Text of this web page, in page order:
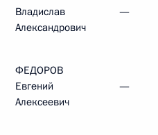
Владислав
Александрович
—
ФЕДОРОВ
Евгений
Алексеевич
—